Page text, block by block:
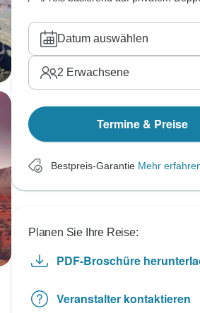
Datum auswählen
2 Erwachsene
Termine & Preise
Bestpreis-Garantie Mehr
Planen Sie Ihre Reise:
PDF-Broschüre
Veranstalter kontaktieren